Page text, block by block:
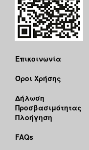
Επικοινωνία
Όροι Χρήσης
Δήλωση
Προσβασιμότητας
Πλοήγηση
FAQs